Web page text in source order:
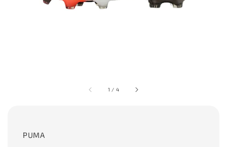
1 / 4
PUMA